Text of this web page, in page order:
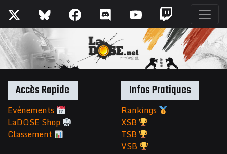
Accès Rapide
Evénements
LaDOSE Shop
Classement
Infos Pratiques
Rankings
XSB
TSB
VSB